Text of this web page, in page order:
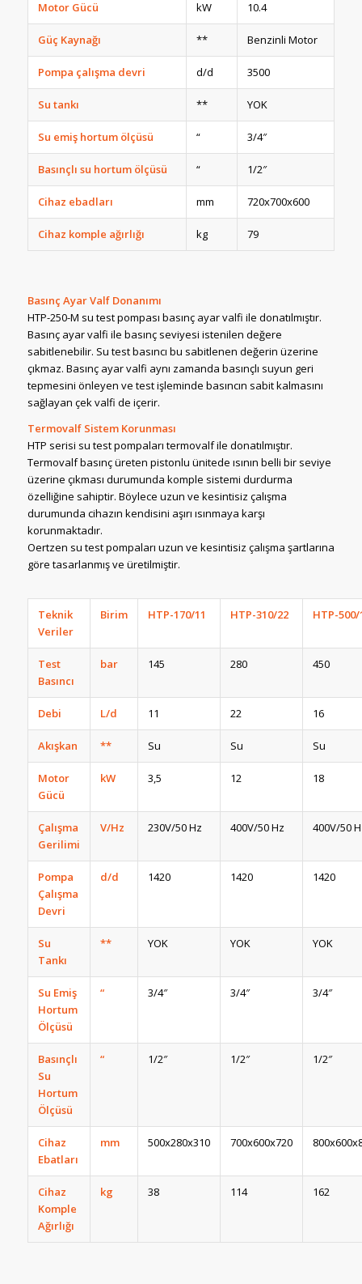
Motor Gücü kW 10.4
Güç Kaynağı ** Benzinli Motor
Pompa çalışma devri d/d 3500
Su tankı ** YOK
Su emiş hortum ölçüsü “ 3/4″
Basınçlı su hortum ölçüsü “ 1/2″
Cihaz ebadları mm 720x700x600
Cihaz komple ağırlığı kg 79
Basınç Ayar Valf Donanımı
HTP-250-M su test pompası basınç ayar valfi ile donatılmıştır.
Basınç ayar valfi ile basınç seviyesi istenilen değere
sabitlenebilir. Su test basıncı bu sabitlenen değerin üzerine
çıkmaz. Basınç ayar valfi aynı zamanda basınçlı suyun geri
tepmesini önleyen ve test işleminde basıncın sabit kalmasını
sağlayan çek valfi de içerir.
Termovalf Sistem Korunması
HTP serisi su test pompaları termovalf ile donatılmıştır.
Termovalf basınç üreten pistonlu ünitede ısının belli bir seviye
üzerine çıkması durumunda komple sistemi durdurma
özelliğine sahiptir. Böylece uzun ve kesintisiz çalışma
durumunda cihazın kendisini aşırı ısınmaya karşı
korunmaktadır.
Oertzen su test pompaları uzun ve kesintisiz çalışma şartlarına
göre tasarlanmış ve üretilmiştir.
Teknik
Veriler
Birim HTP-170/11 HTP-310/22 HTP-500/
Test
Basıncı
bar 145 280 450
Debi L/d 11 22 16
Akışkan ** Su Su Su
Motor
Gücü
kW 3,5 12 18
Çalışma
Gerilimi
V/Hz 230V/50 Hz 400V/50 Hz 400V/50
Pompa
Çalışma
Devri
d/d 1420 1420 1420
Su
Tankı
** YOK YOK YOK
Su Emiş
Hortum
Ölçüsü
“ 3/4″ 3/4″ 3/4″
Basınçlı
Su
Hortum
Ölçüsü
“ 1/2″ 1/2″ 1/2″
Cihaz
Ebatları
mm 500x280x310 700x600x720
Cihaz
Komple
Ağırlığı
kg 38 114 162